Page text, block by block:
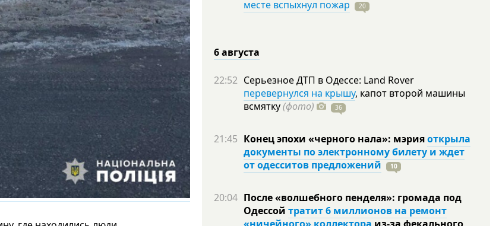
месте вспыхнул пожар
20
6 августа
22:52 Серьезное ДТП в Одессе: Land Rover
перевернулся на крышу, капот второй машины
всмятку(фото) 36
21:45 Конец эпохи «черного нала»: мэрияоткрыла
документы по электронному билету и ждет
от одесситов предложений
10
20:04 После «волшебного пенделя»: громада под
Одессой тратит 6 миллионов на ремонт